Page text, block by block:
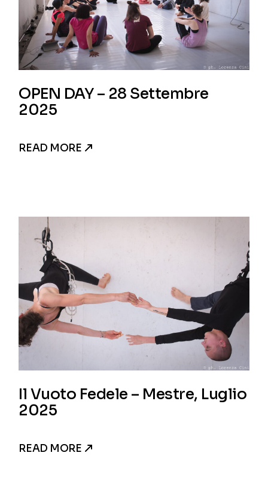
OPEN DAY – 28 Settembre
2025
READ MORE
Il Vuoto Fedele – Mestre, Luglio
2025
READ MORE